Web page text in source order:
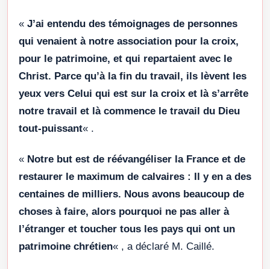
« J’ai entendu des témoignages de personnes
qui venaient à notre association pour la croix,
pour le patrimoine, et qui repartaient avec le
Christ. Parce qu’à la fin du travail, ils lèvent les
yeux vers Celui qui est sur la croix et là s’arrête
notre travail et là commence le travail du Dieu
tout-puissant« .
« Notre but est de réévangéliser la France et de
restaurer le maximum de calvaires : Il y en a des
centaines de milliers. Nous avons beaucoup de
choses à faire, alors pourquoi ne pas aller à
l’étranger et toucher tous les pays qui ont un
patrimoine chrétien« , a déclaré M. Caillé.